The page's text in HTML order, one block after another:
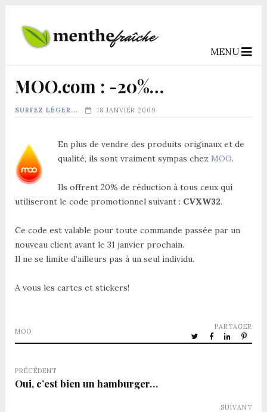
MENU
MOO.com : -20%…
SURFEZ LÉGER... 18 JANVIER 2009
En plus de vendre des produits originaux et de
qualité, ils sont vraiment sympas chez MOO.
Ils offrent 20% de réduction à tous ceux qui
utiliseront le code promotionnel suivant : CVXW32.
Ce code est valable pour toute commande passée par un
nouveau client avant le 31 janvier prochain.
Il ne se limite d’ailleurs pas à un seul individu.
A vous les cartes et stickers!
MOO
PARTAGER
PRÉCÉDENT
Oui, c’est bien un hamburger…
SUIVANT